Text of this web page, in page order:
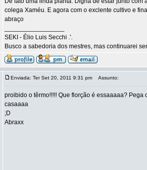
colega Xaméu. E agora com o exclente cultivo e
abraço
SEKI - Élio Luis Secchi .'.
Busco a sabedoria dos mestres, mas continuarei
Enviada: Ter Set 20, 2011 9:31 pm Assunto:
proibido o têrmo!!!!! Que florção é essaaaaa?
casaaaa
;D
Abraxx